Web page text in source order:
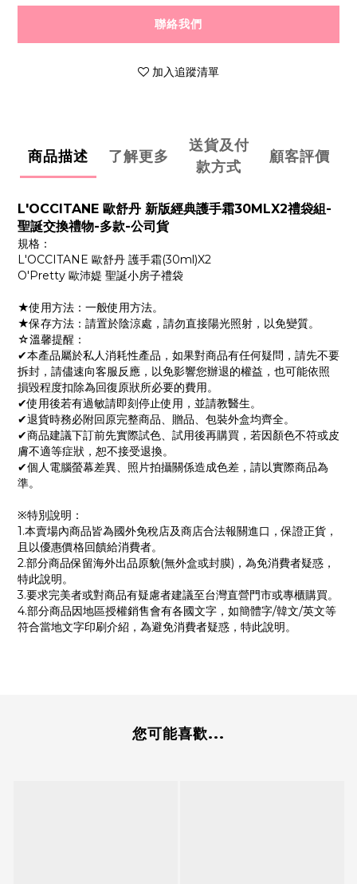
聯絡我們
加入追蹤清單
商品描述 了解更多
送貨及付
款方式
顧客評價
L'OCCITANE 歐舒丹 新版經典護手霜30MLX2禮袋組-
聖誕交換禮物-多款-公司貨
規格：
L'OCCITANE 歐舒丹 護手霜(30ml)X2
O'Pretty 歐沛媞 聖誕小房子禮袋
★使用方法：一般使用方法。
★保存方法：請置於陰涼處，請勿直接陽光照射，以免變質。
☆溫馨提醒：
✔本產品屬於私人消耗性產品，如果對商品有任何疑問，請先不要
拆封，請儘速向客服反應，以免影響您辦退的權益，也可能依照
損毀程度扣除為回復原狀所必要的費用。
✔使用後若有過敏請即刻停止使用，並請教醫生。
✔退貨時務必附回原完整商品、贈品、包裝外盒均齊全。
✔商品建議下訂前先實際試色、試用後再購買，若因顏色不符或皮
膚不適等症狀，恕不接受退換。
✔個人電腦螢幕差異、照片拍攝關係造成色差，請以實際商品為
準。
※特別說明：
1.本賣場內商品皆為國外免稅店及商店合法報關進口，保證正貨，
且以優惠價格回饋給消費者。
2.部分商品保留海外出品原貌(無外盒或封膜)，為免消費者疑惑，
特此說明。
3.要求完美者或對商品有疑慮者建議至台灣直營門市或專櫃購買。
4.部分商品因地區授權銷售會有各國文字，如簡體字/韓文/英文等
符合當地文字印刷介紹，為避免消費者疑惑，特此說明。
您可能喜歡...